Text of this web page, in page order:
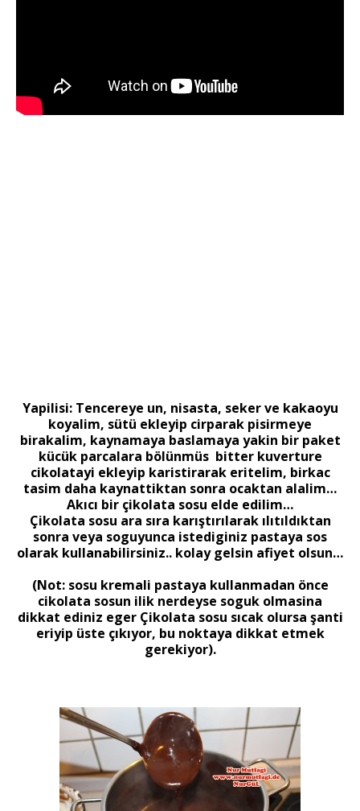
Yapilisi: Tencereye un, nisasta, seker ve kakaoyu
koyalim, sütü ekleyip cirparak pisirmeye
birakalim, kaynamaya baslamaya yakin bir paket
kücük parcalara bölünmüs bitter kuverture
cikolatayi ekleyip karistirarak eritelim, birkac
tasim daha kaynattiktan sonra ocaktan alalim…
Akıcı bir çikolata sosu elde edilim…
Çikolata sosu ara sıra karıştırılarak ılıtıldıktan
sonra veya soguyunca istediginiz pastaya sos
olarak kullanabilirsiniz.. kolay gelsin afiyet olsun…
(Not: sosu kremali pastaya kullanmadan önce
cikolata sosun ilik nerdeyse soguk olmasina
dikkat ediniz eger Çikolata sosu sıcak olursa şanti
eriyip üste çıkıyor, bu noktaya dikkat etmek
gerekiyor).